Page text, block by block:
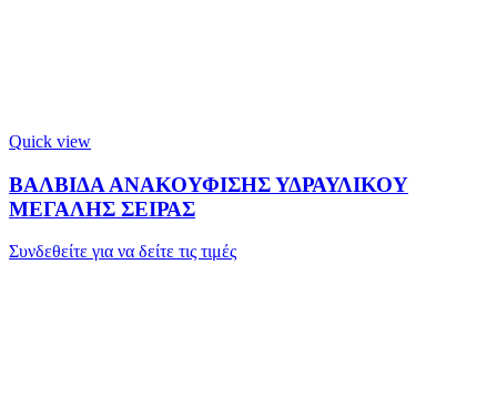
Quick view
ΒΑΛΒΙΔΑ ΑΝΑΚΟΥΦΙΣΗΣ ΥΔΡΑΥΛΙΚΟΥ
ΜΕΓΑΛΗΣ ΣΕΙΡΑΣ
Συνδεθείτε για να δείτε τις τιμές